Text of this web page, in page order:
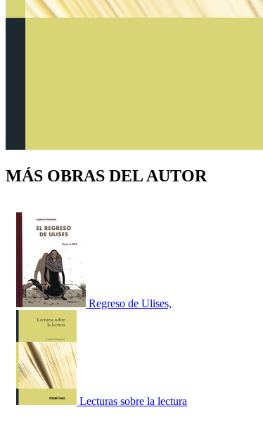
MÁS OBRAS DEL AUTOR
Regreso de Ulises,
Lecturas sobre la lectura